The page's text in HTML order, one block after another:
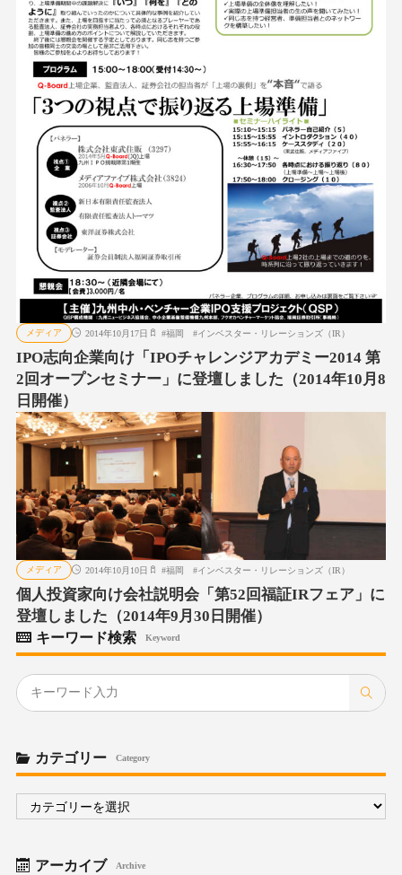
メディア 2014年10月17日 #福岡 #インベスター・リレーションズ（IR）
IPO志向企業向け「IPOチャレンジアカデミー2014 第
2回オープンセミナー」に登壇しました（2014年10月8
日開催）
メディア 2014年10月10日 #福岡 #インベスター・リレーションズ（IR）
個人投資家向け会社説明会「第52回福証IRフェア」に
登壇しました（2014年9月30日開催）
キーワード検索 Keyword
カテゴリー Category
ゴ
アーカイブ Archive